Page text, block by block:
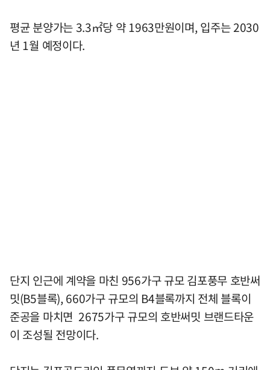
평균 분양가는 3.3㎡당 약 1963만원이며, 입주는 2030
년 1월 예정이다.
단지 인근에 계약을 마친 956가구 규모 김포풍무 호반써
밋(B5블록), 660가구 규모의 B4블록까지 전체 블록이
준공을 마치면 2675가구 규모의 호반써밋 브랜드타운
이 조성될 전망이다.